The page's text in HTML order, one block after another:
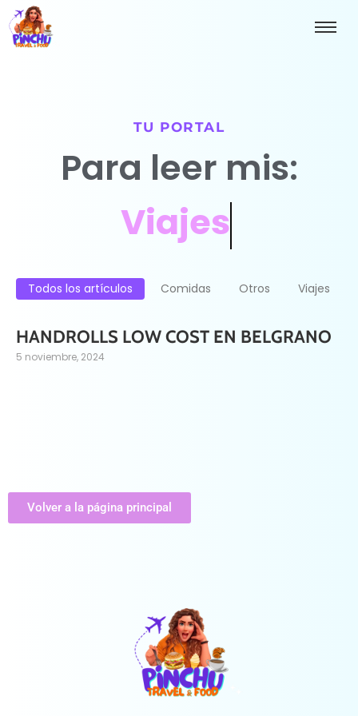
TU PORTAL
Para leer mis:
Viajes
Todos los artículos Comidas Otros Viajes
HANDROLLS LOW COST EN BELGRANO
5 noviembre, 2024
Volver a la página principal